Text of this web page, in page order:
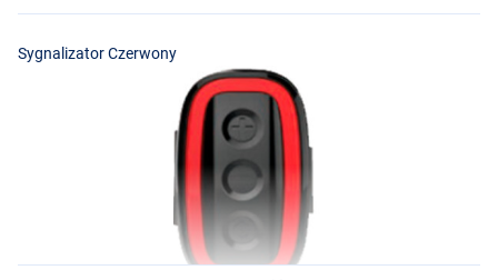
Sygnalizator Czerwony